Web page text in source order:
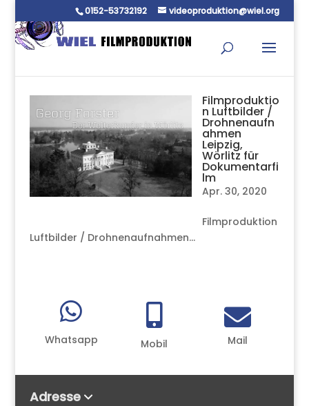
0152-53732192 videoproduktion@wiel.org
Filmproduktio
n Luftbilder /
Drohnenaufn
ahmen
Leipzig,
Wörlitz für
Dokumentarfi
lm
Apr. 30, 2020
Filmproduktion
Luftbilder / Drohnenaufnahmen...

Whatsapp

Mobil

Mail
Adresse